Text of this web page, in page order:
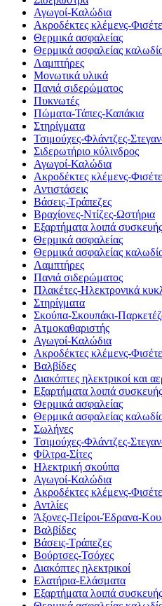
Αγωγοί-Καλώδια
Ακροδέκτες κλέμενς-
Θερμικά ασφαλείας
Θερμικά ασφαλείας
Λαμπτήρες
Μονωτικά υλικά
Πανιά σιδερώματος
Πυκνωτές
Πώματα-Τάπες-Καπάκια
Στηρίγματα
Τσιμούχες-Φλάντζες-
Σιδερωτήριο κύλινδρος
Αγωγοί-Καλώδια
Ακροδέκτες κλέμενς-
Αντιστάσεις
Βάσεις-Τράπεζες
Βραχίονες-Ντίζες-Ωστήρια
Εξαρτήματα λοιπά συσκευής
Θερμικά ασφαλείας
Θερμικά ασφαλείας
Λαμπτήρες
Πανιά σιδερώματος
Πλακέτες-Ηλεκτρονικά
Στηρίγματα
Σκούπα-Σκουπάκι-
Ατμοκαθαριστής
Αγωγοί-Καλώδια
Ακροδέκτες κλέμενς-
Βαλβίδες
Διακόπτες ηλεκτρικοί και
Εξαρτήματα λοιπά συσκευής
Θερμικά ασφαλείας
Θερμικά ασφαλείας
Σωλήνες
Τσιμούχες-Φλάντζες-
Φίλτρα-Σίτες
Ηλεκτρική σκούπα
Αγωγοί-Καλώδια
Ακροδέκτες κλέμενς-
Αντλίες
Άξονες-Πείροι-Έδρανα-
Βαλβίδες
Βάσεις-Τράπεζες
Βούρτσες-Τσόχες
Διακόπτες ηλεκτρικοί
Ελατήρια-Ελάσματα
Εξαρτήματα λοιπά συσκευής